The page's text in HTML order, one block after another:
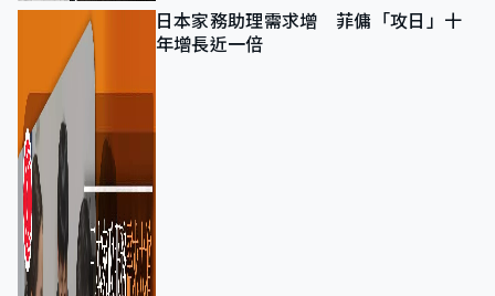
日本家務助理需求增 菲傭「攻日」十
年增長近一倍